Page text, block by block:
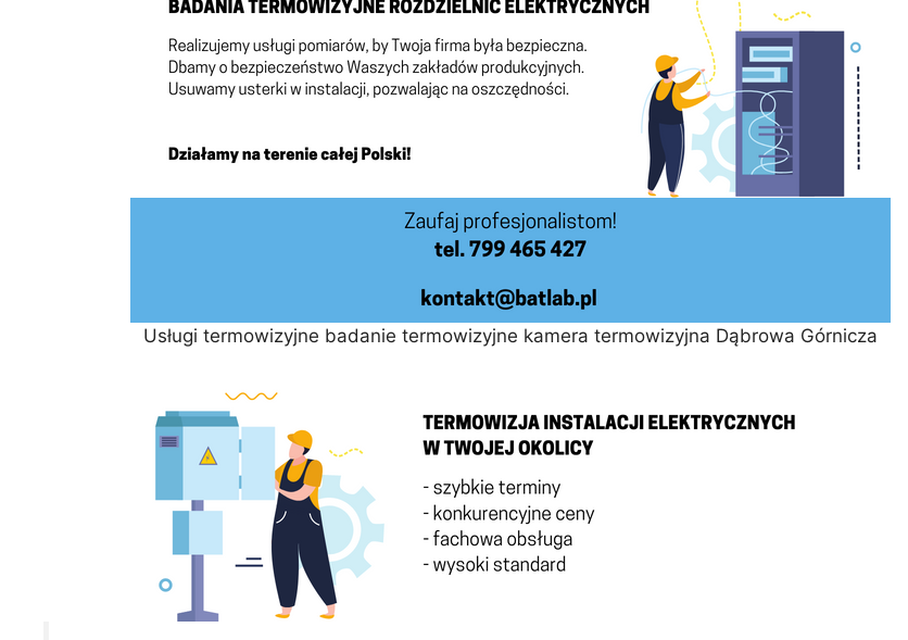
Usługi termowizyjne badanie termowizyjne kamera termowizyjna Dąbrowa Górnicza